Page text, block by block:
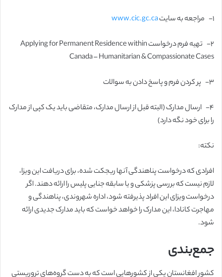
۱- مراجعه به سایتwww.cic.gc.ca
۲-
تهیه فرم درخواست Applying for Permanent Residence within
Canada – Humanitarian & Compassionate Cases
۳- پر کردن فرم و پاسخ دادن به سوالات
۴-
ارسال مدارک (البته قبل از ارسال مدارک، متقاضی باید یک کپی از مدارک
را برای خود نگه دارد)
نکته:
افرادی که درخواست پناهندگی آنها ریجکت شده، برای دریافت این ویزا،
لازم نیست که بررسی پزشکی و یا سابقه جنایی پلیس را ارائه دهند. اگر
درخواست ویزای این افراد پذیرفته شود، اداره شهروندی، پناهندگی و
مهاجرت کانادا، این مدارک را خواهد خواست که باید مدارک جدیدی ارائه
شود.
جمع‌بندی
کشور افغانستان یکی از کشورهایی است که به دست گروه‌های تروریستی